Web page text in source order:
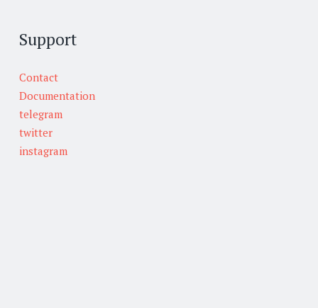
Support
Contact
Documentation
telegram
twitter
instagram